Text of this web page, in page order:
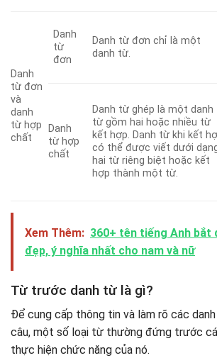
Danh
từ đơn
và
danh
từ hợp
chất
Danh
từ
đơn
Danh từ đơn chỉ là một
danh từ.
Danh
từ hợp
chất
Danh từ ghép là một danh
từ gồm hai hoặc nhiều từ
kết hợp. Danh từ khi kết
có thể được viết dưới
hai từ riêng biệt hoặc kết
hợp thành một từ.
Xem Thêm: 360+ tên tiếng Anh bắt
đẹp, ý nghĩa nhất cho nam và nữ
Từ trước danh từ là gì?
Để cung cấp thông tin và làm rõ các
câu, một số loại từ thường đứng trước
thực hiện chức năng của nó.